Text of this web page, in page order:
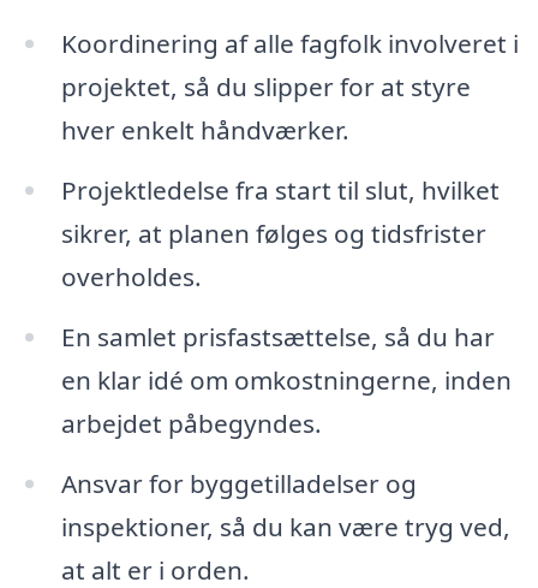
Koordinering af alle fagfolk involveret i
projektet, så du slipper for at styre
hver enkelt håndværker.
Projektledelse fra start til slut, hvilket
sikrer, at planen følges og tidsfrister
overholdes.
En samlet prisfastsættelse, så du har
en klar idé om omkostningerne, inden
arbejdet påbegyndes.
Ansvar for byggetilladelser og
inspektioner, så du kan være tryg ved,
at alt er i orden.